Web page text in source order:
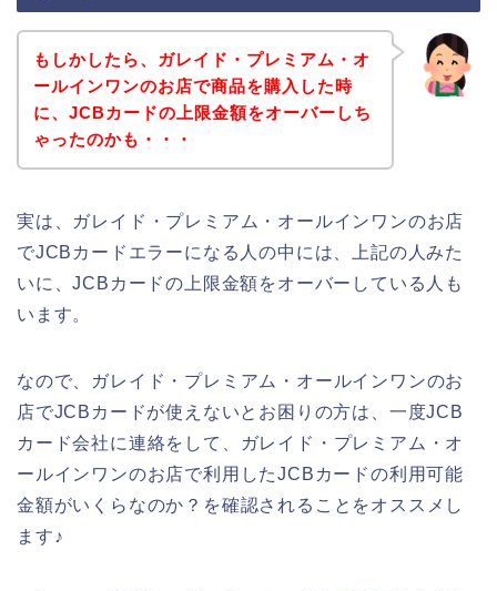
もしかしたら、ガレイド・プレミアム・オ
ールインワンのお店で商品を購入した時
に、JCBカードの上限金額をオーバーしち
ゃったのかも・・・
実は、ガレイド・プレミアム・オールインワンのお店
でJCBカードエラーになる人の中には、上記の人みた
いに、JCBカードの上限金額をオーバーしている人も
います。
なので、ガレイド・プレミアム・オールインワンのお
店でJCBカードが使えないとお困りの方は、一度JCB
カード会社に連絡をして、ガレイド・プレミアム・オ
ールインワンのお店で利用したJCBカードの利用可能
金額がいくらなのか？を確認されることをオススメし
ます♪